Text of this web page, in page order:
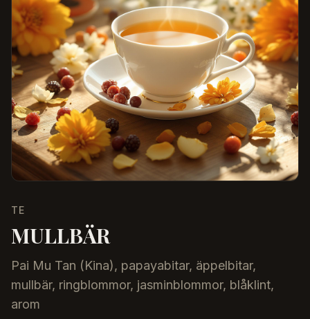
TE
MULLBÄR
Pai Mu Tan (Kina), papayabitar, äppelbitar,
mullbär, ringblommor, jasminblommor, blåklint,
arom